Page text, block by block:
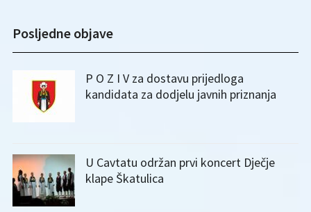
Posljedne objave
P O Z I V za dostavu prijedloga
kandidata za dodjelu javnih priznanja
U Cavtatu održan prvi koncert Dječje
klape Škatulica